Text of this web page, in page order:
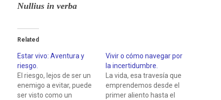
Nullius in verba
Related
Estar vivo: Aventura y
riesgo.
El riesgo, lejos de ser un
enemigo a evitar, puede
ser visto como un
Vivir o cómo navegar por
la incertidumbre.
La vida, esa travesía que
emprendemos desde el
primer aliento hasta el